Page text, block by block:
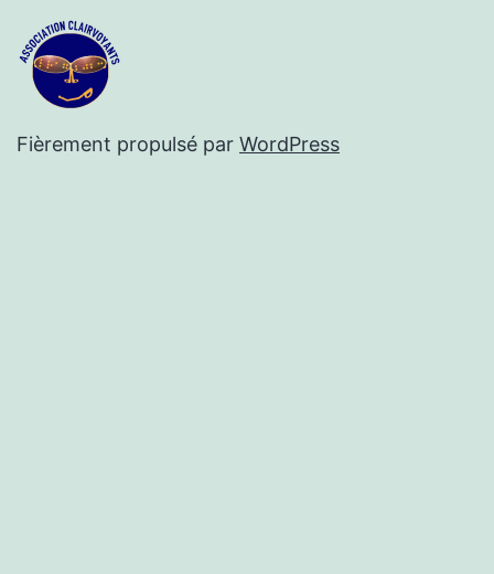
Fièrement propulsé par WordPress